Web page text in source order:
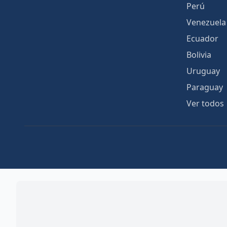
Perú
Venezuela
Ecuador
Bolivia
Uruguay
Paraguay
Ver todos